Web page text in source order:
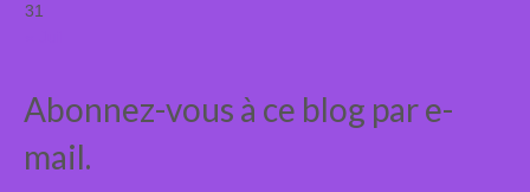
31
Abonnez-vous à ce blog par e-
mail.